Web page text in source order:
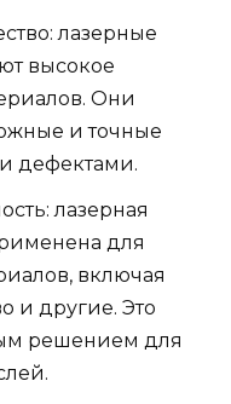
лазерные
высокое
Они
и точные
дефектами.
лазерная
для
включая
и другие. Это
решением для